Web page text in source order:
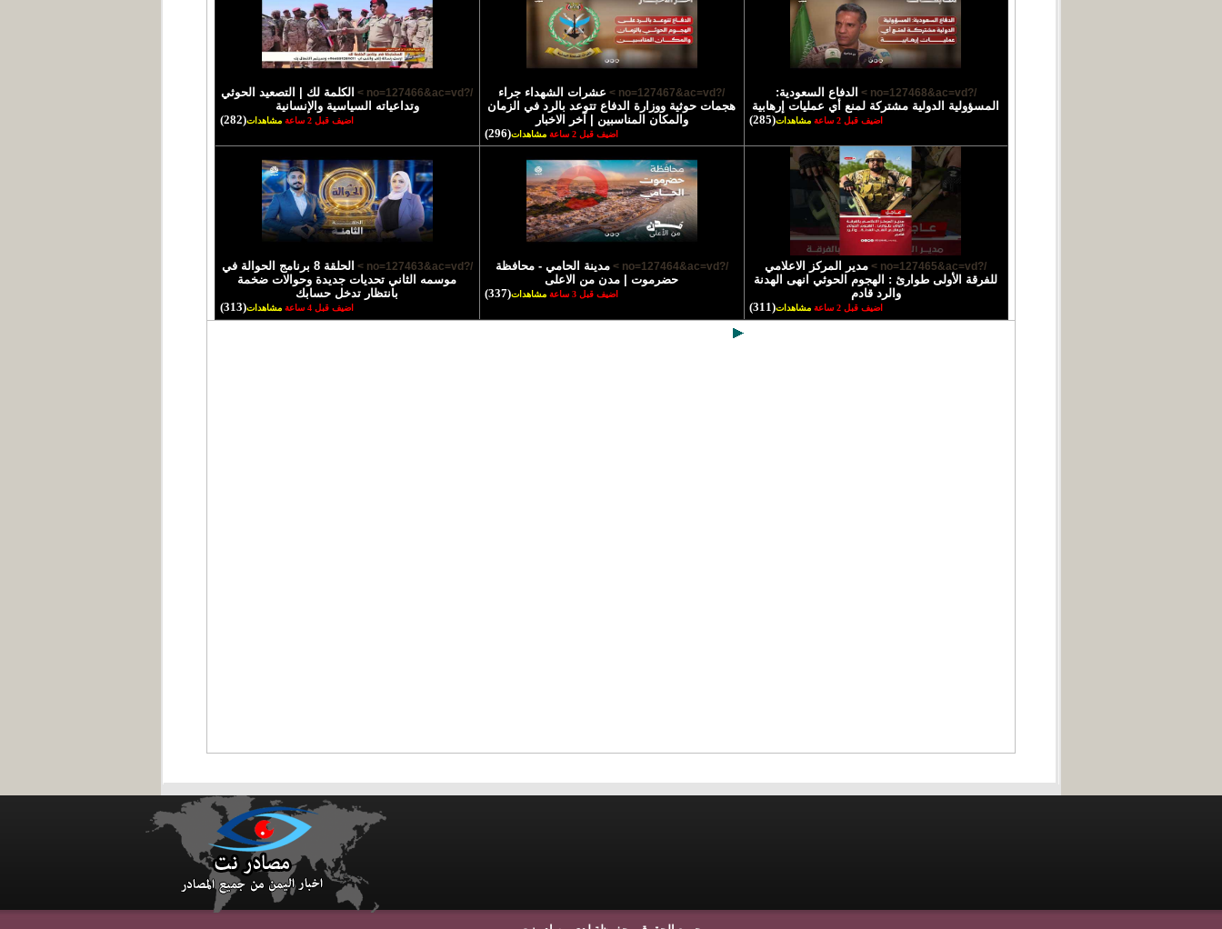
/?no=127468&ac=vd >
الدفاع السعودية:
المسؤولية الدولية مشتركة لمنع أي عمليات إرهابية
اضيف قبل 2 ساعة مشاهدات(285)
/?no=127467&ac=vd >
عشرات الشهداء جراء
هجمات حوثية ووزارة الدفاع تتوعد بالرد في الزمان
والمكان المناسبين | آخر الاخبار
اضيف قبل 2 ساعة مشاهدات(296)
/?no=127466&ac=vd >
الكلمة لك | التصعيد الحوثي
وتداعياته السياسية والإنسانية
اضيف قبل 2 ساعة مشاهدات(282)
/?no=127465&ac=vd >
مدير المركز الاعلامي
للفرقة الأولى طوارئ : الهجوم الحوثي انهى الهدنة
والرد قادم
اضيف قبل 2 ساعة مشاهدات(311)
/?no=127464&ac=vd >
مدينة الحامي - محافظة
حضرموت | مدن من الاعلى
اضيف قبل 3 ساعة مشاهدات(337)
/?no=127463&ac=vd >
الحلقة 8 برنامج الحوالة في
موسمه الثاني تحديات جديدة وحوالات ضخمة
بانتظار تدخل حسابك
اضيف قبل 4 ساعة مشاهدات(313)